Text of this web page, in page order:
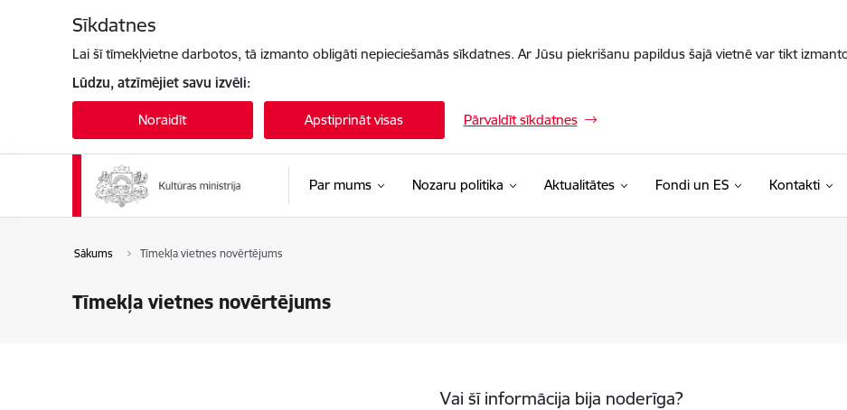
Sīkdatnes
Lai šī tīmekļvietne darbotos, tā izmanto obligāti nepieciešamās sīkdatnes. Ar Jūsu piekrišanu papildus šajā vietnē var tikt
Lūdzu, atzīmējiet savu izvēli:
Noraidīt Apstiprināt visas Pārvaldīt sīkdatnes
Par mums Nozaru politika Aktualitātes Fondi un ES Kontakti
Sākums Tīmekļa vietnes novērtējums
Tīmekļa vietnes novērtējums
Vai šī informācija bija noderīga?